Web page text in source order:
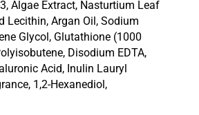
Algae Extract, Nasturtium Leaf
Lecithin, Argan Oil, Sodium
Glycol, Glutathione (1000
Disodium EDTA,
Acid, Inulin Lauryl
1,2-Hexanediol,